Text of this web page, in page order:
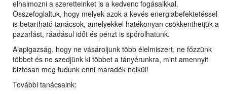
elhalmozni a szeretteinket is a kedvenc fogásaikkal.
Összefoglaltuk, hogy melyek azok a kevés energiabefektetéssel
is betartható tanácsok, amelyekkel hatékonyan csökkenthetjük a
pazarlást, ráadásul időt és pénzt is spórolhatunk.
Alapigazság, hogy ne vásároljunk több élelmiszert, ne főzzünk
többet és ne szedjünk ki többet a tányérunkra, mint amennyit
biztosan meg tudunk enni maradék nélkül!
További tanácsaink: